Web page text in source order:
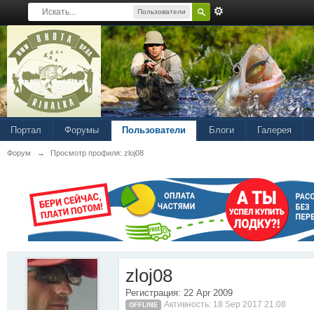
Пользователи
Портал Форумы Пользователи Блоги Галерея
Форум → Просмотр профиля: zloj08
zloj08
Регистрация: 22 Apr 2009
OFFLINE Активность: 18 Sep 2017 21:08